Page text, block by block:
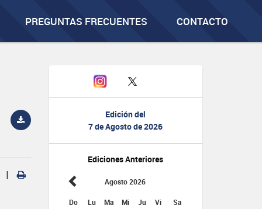
PREGUNTAS FRECUENTES CONTACTO
Edición del
7 de Agosto de 2026
Ediciones Anteriores
Agosto 2026
Do Lu Ma Mi Ju Vi Sa
|